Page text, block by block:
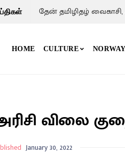
தேன் தமிழிதழ்
HOME CULTURE
விலை
January 30, 2022